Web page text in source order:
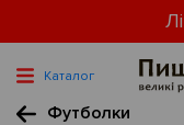
Каталог
Футболки